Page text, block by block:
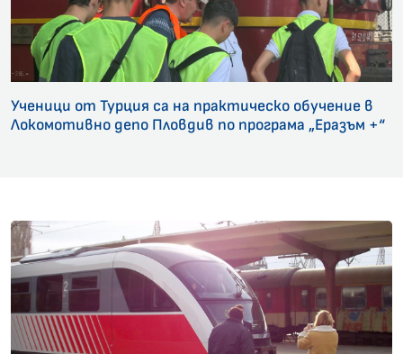
Ученици от Турция са на практическо обучение в
Локомотивно депо Пловдив по програма „Еразъм +“